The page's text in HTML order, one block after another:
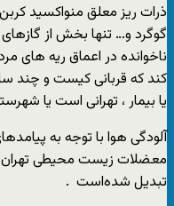
ذرات ریز معلق منواکسید
گوگرد و… تنها بخش از
ناخوانده در اعماق ریه های
کند که قربانی کیست و چند
یا بیمار ، تهرانی است یا
آلودگی هوا با توجه به
معضلات زیست محیطی تهران ،
تبدیل شده‌است .